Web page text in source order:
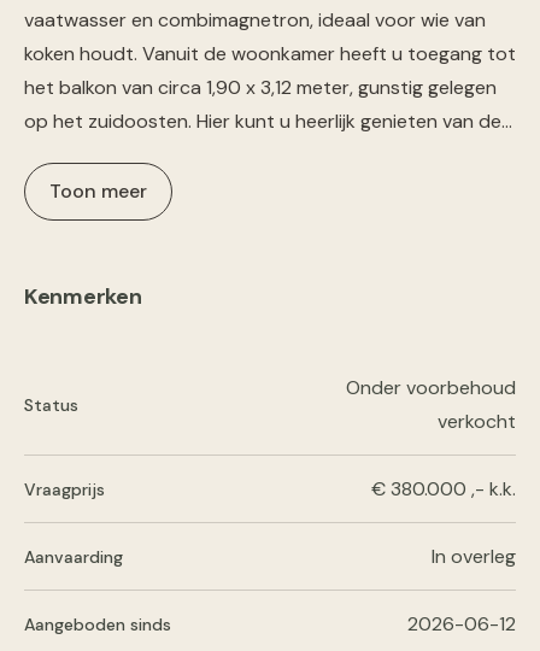
vaatwasser en combimagnetron, ideaal voor wie van
koken houdt. Vanuit de woonkamer heeft u toegang tot
het balkon van circa 1,90 x 3,12 meter, gunstig gelegen
op het zuidoosten. Hier kunt u heerlijk genieten van de…
Toon meer
Kenmerken
Status
Onder voorbehoud
verkocht
Vraagprijs € 380.000 ,- k.k.
Aanvaarding In overleg
Aangeboden sinds 2026-06-12